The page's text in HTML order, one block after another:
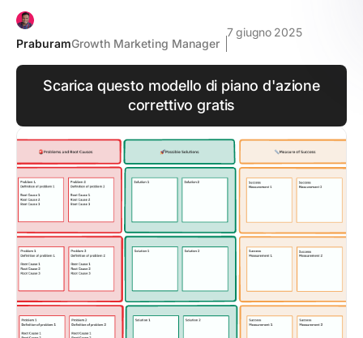
PraburamGrowth Marketing Manager
7 giugno 2025
Scarica questo modello di piano d'azione
correttivo gratis